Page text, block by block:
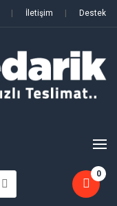
İletişim Destek
0